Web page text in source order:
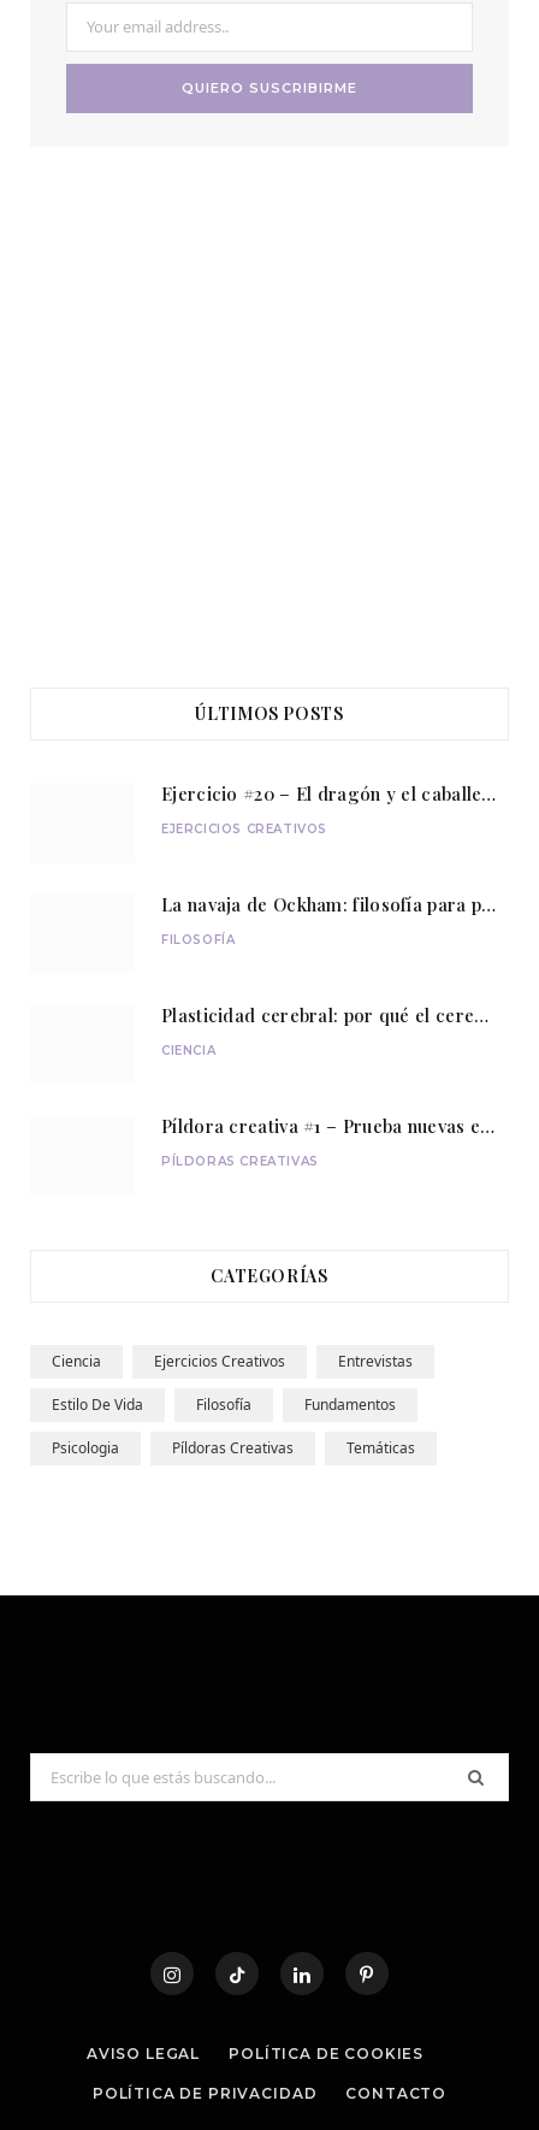
ÚLTIMOS POSTS
Ejercicio #20 – El dragón y el caballero
EJERCICIOS CREATIVOS
La navaja de Ockham: filosofía para pensar con sencillez
FILOSOFÍA
Plasticidad cerebral: por qué el cerebro nunca deja de aprender
CIENCIA
Píldora creativa #1 – Prueba nuevas experiencias
PÍLDORAS CREATIVAS
CATEGORÍAS
Ciencia Ejercicios Creativos Entrevistas
Estilo De Vida Filosofía Fundamentos
Psicologia Píldoras Creativas Temáticas
Search
for:
AVISO LEGAL POLÍTICA DE COOKIES
POLÍTICA DE PRIVACIDAD CONTACTO